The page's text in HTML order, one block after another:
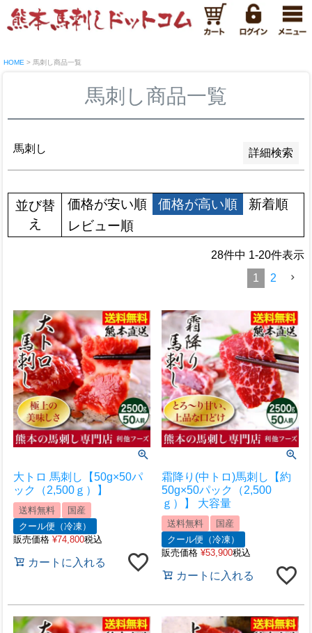
HOME 馬刺し商品一覧
馬刺し商品一覧
馬刺し 詳細検索
新着順
登録順
価格が安い順
優先度順
キーワードヒット順
検索
並び替
え
価格が安い順 価格が高い順
新着順
レビュー順
28件中 1-20件表示
1
2
大トロ 馬刺し【50g×50パ
ック（2,500ｇ）】
送料無料
国産
クール便（冷凍）
販売価格 ¥74,800税込
カートに入れる
霜降り(中トロ)馬刺し【約
50g×50パック（2,500
ｇ）】 大容量
送料無料
国産
クール便（冷凍）
販売価格 ¥53,900税込
カートに入れる